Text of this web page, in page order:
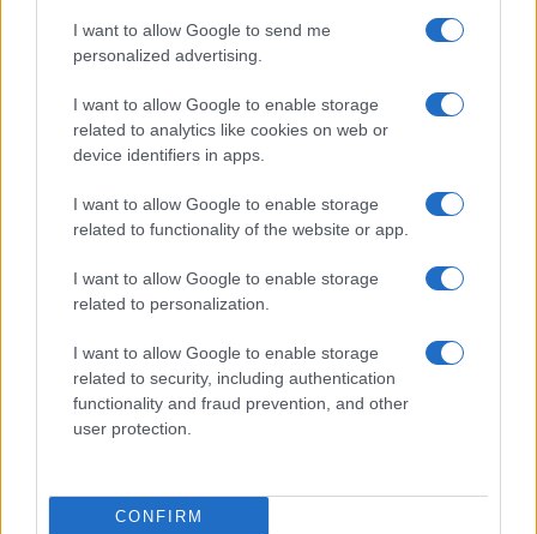
I want to allow Google to send me
personalized advertising.
I want to allow Google to enable storage
related to analytics like cookies on web or
device identifiers in apps.
I want to allow Google to enable storage
related to functionality of the website or app.
I want to allow Google to enable storage
related to personalization.
I want to allow Google to enable storage
related to security, including authentication
functionality and fraud prevention, and other
user protection.
CONFIRM
Maddalena, incendio a Monti d’à rena
Le previsioni meteo per il weekend a Olbia e in
Gallura
Michelle Hunziker in Gallura, bella anche dal
vivo: un amico vip svela come fa
Calangianus, dopo le polemiche il centro
Olbia, divieto di sosta contro spaccio e degrado:
esplode la protesta